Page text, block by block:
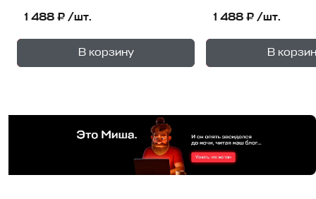
1 488 ₽ /шт.
В корзину
1уп.
1 488 ₽ /шт.
В 1